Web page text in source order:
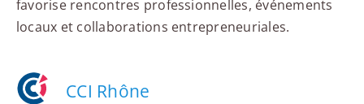
favorise rencontres professionnelles, événements
locaux et collaborations entrepreneuriales.
CCI Rhône